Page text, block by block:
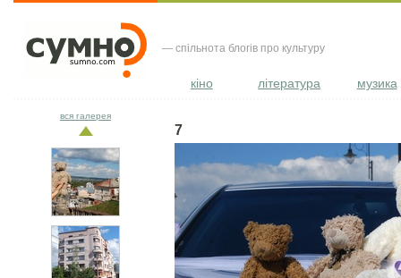
— спільнота блогів про культуру
кіно література музика
7
вся галерея